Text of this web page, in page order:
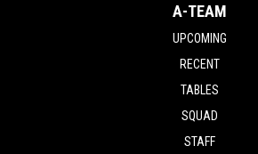
A-TEAM
UPCOMING
RECENT
TABLES
SQUAD
STAFF